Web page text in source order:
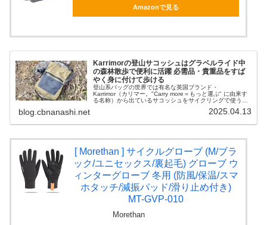
Amazonで見る
Karrimorの登山サコッシュはグラベルライド中
の森林散歩で便利に活躍 必需品・貴重品をすば
やく身に付けて歩ける
登山系バッグの世界では有名な英国ブランド・
Karrimor（カリマー。"Carry more＝もっと運ぶ" に由来す
る名称）から出ているサコッシュをサイクリングで使うよ
blog.cbnanashi.net 2025.04.13
[ Morethan ] サイクルグローブ (M/ブラ
ック/ユニセックス/裏起毛) グローブ ウ
ィンターグローブ 冬用 (防風/保温/スマ
ホタッチ/減振パッド/滑り止め付き)
MT-GVP-010
Morethan